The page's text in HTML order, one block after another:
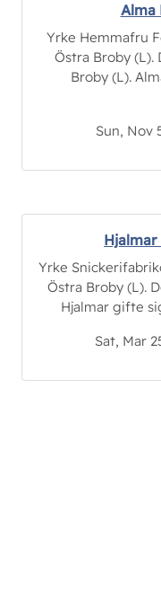
Alma
Yrke Hemmafru
Östra Broby (L).
Broby (L).
Sun, Nov
Hjalmar
Yrke
Östra Broby (L).
Hjalmar gifte
Sat, Mar